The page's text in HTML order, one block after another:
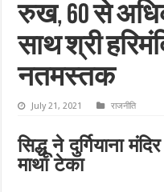
रुख, 60 से
साथ श्री
नतमस्तक
July 21, 2021 राजनीति
सिद्धू ने दुर्गियाना
माथा टेका